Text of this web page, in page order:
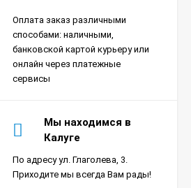
Оплата заказ различными
способами: наличными,
банковской картой курьеру или
онлайн через платежные
сервисы
Мы находимся в
Калуге
По адресу ул. Глаголева, 3.
Приходите мы всегда Вам рады!
Сплит-система Xigma
SKY27RHA-ODU Sky
18 390₽
Сплит-система Ultima
Comfort SIR-I07PN-
IN/SIR-I07PN-OUT Sirius